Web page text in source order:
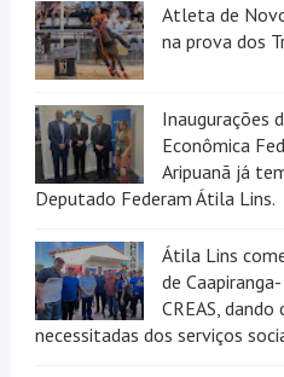
Atleta de
na prova dos
Inaugurações
Econômica
Aripuanã já
Deputado Federam Átila Lins.
Átila Lins
de
CREAS,
necessitadas dos serviços